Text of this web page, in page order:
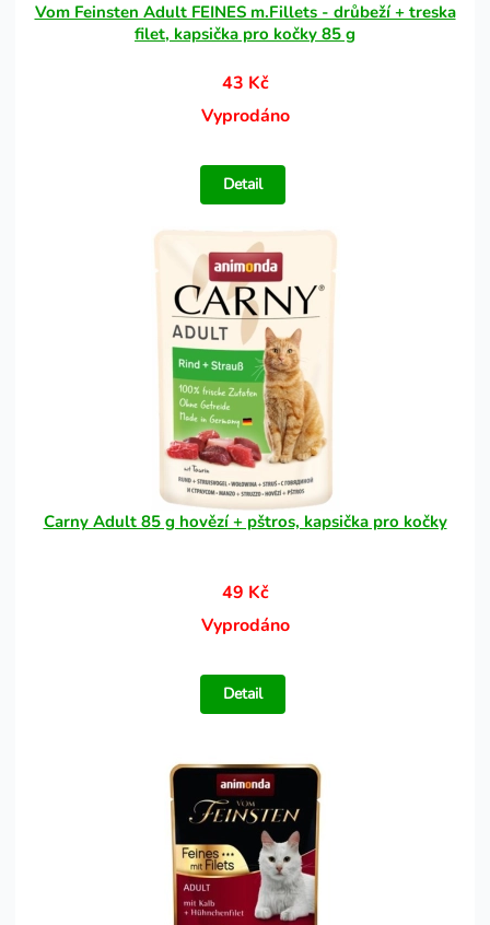
Vom Feinsten Adult FEINES m.Fillets - drůbeží + treska
filet, kapsička pro kočky 85 g
43 Kč
Vyprodáno
Detail
Carny Adult 85 g hovězí + pštros, kapsička pro kočky
49 Kč
Vyprodáno
Detail